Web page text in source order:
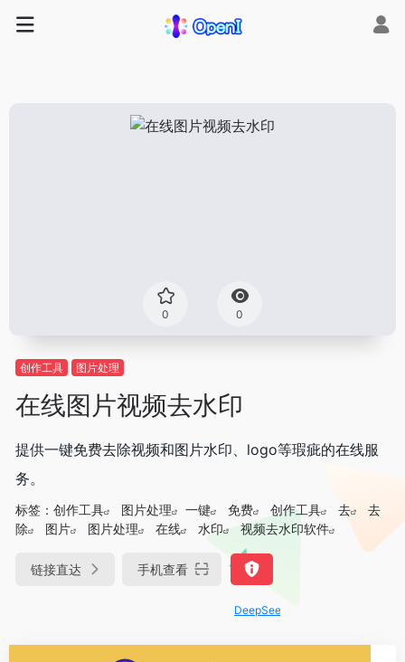
0 0
创作工具 图片处理
在线图片视频去水印
提供一键免费去除视频和图片水印、logo等瑕疵的在线服
务。
标签： 创作工具 图片处理 一键 免费 创作工具 去
去
除
图片 图片处理 在线 水印 视频去水印软件
链接直达 手机查看
DeepSeek-R1、V3满血版免费用！- 字